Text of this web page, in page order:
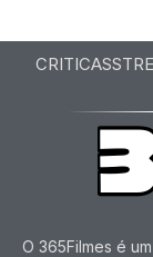
CRITICAS
O 365Filmes é